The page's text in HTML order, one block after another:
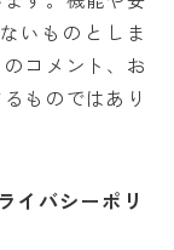
いものとしま
コメント、お
ものではあり
イバシーポリ